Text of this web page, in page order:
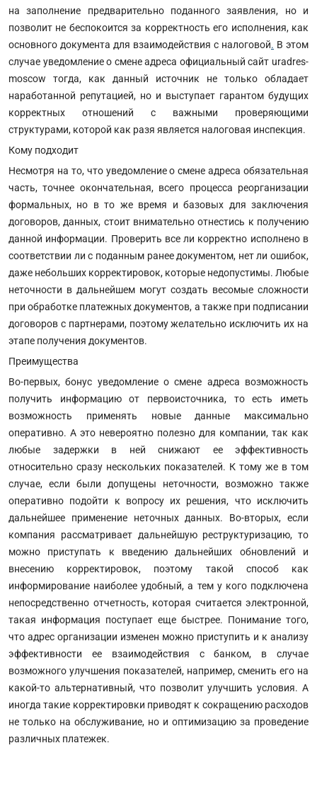
на заполнение предварительно поданного заявления, но и
позволит не беспокоится за корректность его исполнения, как
основного документа для взаимодействия с налоговой. В этом
случае уведомление о смене адреса официальный сайт uradres-
moscow тогда, как данный источник не только обладает
наработанной репутацией, но и выступает гарантом будущих
корректных отношений с важными проверяющими
структурами, которой как разя является налоговая инспекция.
Кому подходит
Несмотря на то, что уведомление о смене адреса обязательная
часть, точнее окончательная, всего процесса реорганизации
формальных, но в то же время и базовых для заключения
договоров, данных, стоит внимательно отнестись к получению
данной информации. Проверить все ли корректно исполнено в
соответствии ли с поданным ранее документом, нет ли ошибок,
даже небольших корректировок, которые недопустимы. Любые
неточности в дальнейшем могут создать весомые сложности
при обработке платежных документов, а также при подписании
договоров с партнерами, поэтому желательно исключить их на
этапе получения документов.
Преимущества
Во-первых, бонус уведомление о смене адреса возможность
получить информацию от первоисточника, то есть иметь
возможность применять новые данные максимально
оперативно. А это невероятно полезно для компании, так как
любые задержки в ней снижают ее эффективность
относительно сразу нескольких показателей. К тому же в том
случае, если были допущены неточности, возможно также
оперативно подойти к вопросу их решения, что исключить
дальнейшее применение неточных данных. Во-вторых, если
компания рассматривает дальнейшую реструктуризацию, то
можно приступать к введению дальнейших обновлений и
внесению корректировок, поэтому такой способ как
информирование наиболее удобный, а тем у кого подключена
непосредственно отчетность, которая считается электронной,
такая информация поступает еще быстрее. Понимание того,
что адрес организации изменен можно приступить и к анализу
эффективности ее взаимодействия с банком, в случае
возможного улучшения показателей, например, сменить его на
какой-то альтернативный, что позволит улучшить условия. А
иногда такие корректировки приводят к сокращению расходов
не только на обслуживание, но и оптимизацию за проведение
различных платежек.